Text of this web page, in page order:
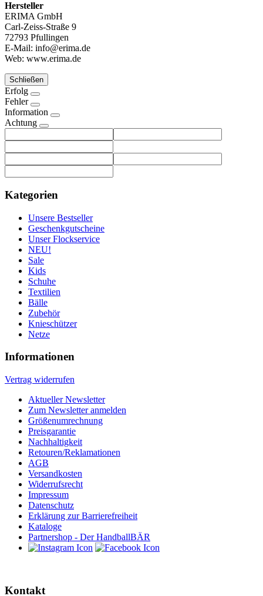
Hersteller
ERIMA GmbH
Carl-Zeiss-Straße 9
72793 Pfullingen
E-Mail: info@erima.de
Web: www.erima.de
Schließen
Erfolg
Fehler
Information
Achtung
Kategorien
Unsere Bestseller
Geschenkgutscheine
Unser Flockservice
NEU!
Sale
Kids
Schuhe
Textilien
Bälle
Zubehör
Knieschützer
Netze
Informationen
Vertrag widerrufen
Aktueller Newsletter
Zum Newsletter anmelden
Größenumrechnung
Preisgarantie
Nachhaltigkeit
Retouren/Reklamationen
AGB
Versandkosten
Widerrufsrecht
Impressum
Datenschutz
Erklärung zur Barrierefreiheit
Kataloge
Partnershop - Der HandballBÄR
Kontakt